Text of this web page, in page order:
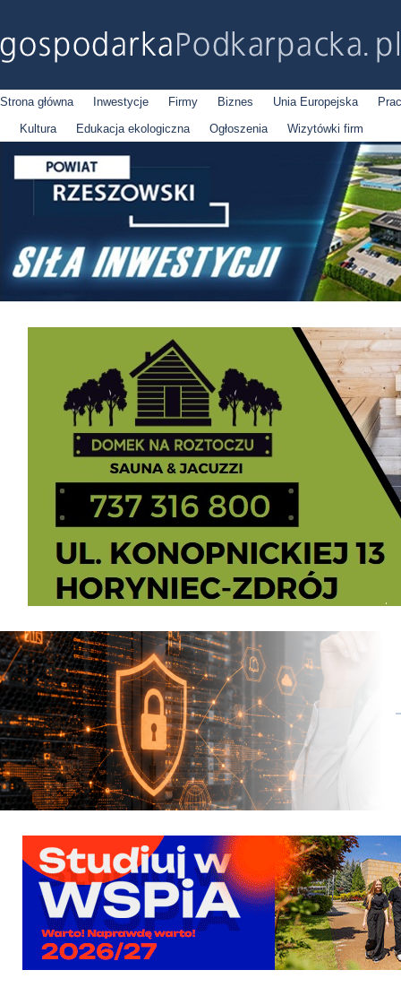
Strona główna Inwestycje Firmy Biznes Unia Europejska
Kultura
Edukacja ekologiczna Ogłoszenia Wizytówki firm